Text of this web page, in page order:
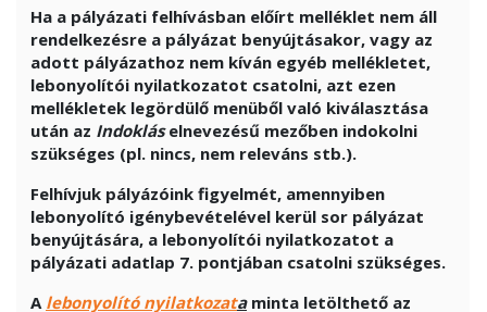
Ha a pályázati felhívásban előírt melléklet nem áll
rendelkezésre a pályázat benyújtásakor, vagy az
adott pályázathoz nem kíván egyéb mellékletet,
lebonyolítói nyilatkozatot csatolni, azt ezen
mellékletek legördülő menüből való kiválasztása
után az Indokláselnevezésű mezőben indokolni
szükséges (pl. nincs, nem releváns stb.).
Felhívjuk pályázóink figyelmét, amennyiben
lebonyolító igénybevételével kerül sor pályázat
benyújtására, a lebonyolítói nyilatkozatot a
pályázati adatlap 7. pontjában csatolni szükséges.
A lebonyolító nyilatkozataminta letölthető az